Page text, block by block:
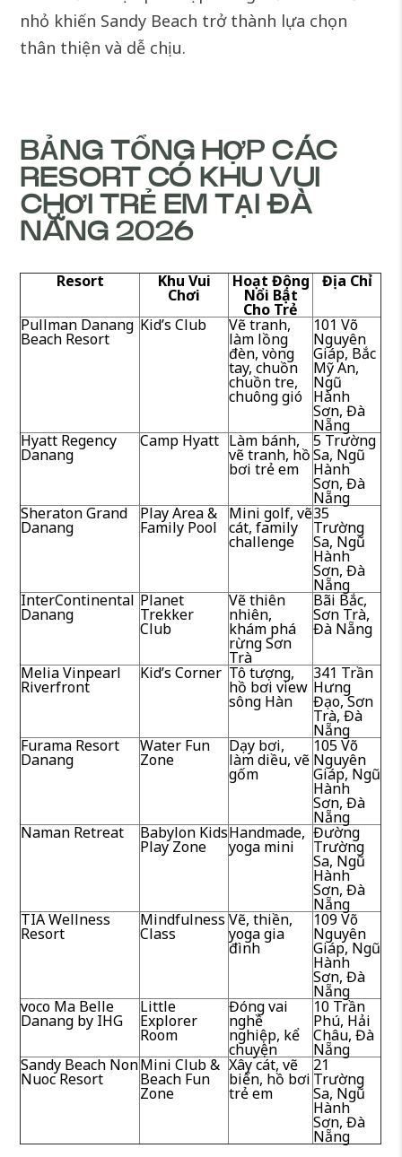
nhỏ khiến Sandy Beach trở thành lựa chọn
thân thiện và dễ chịu.
BẢNG TỔNG HỢP CÁC
RESORT CÓ KHU VUI
CHƠI TRẺ EM TẠI ĐÀ
NẴNG 2026
Resort Khu Vui
Chơi
Hoạt Động
Nổi Bật
Cho Trẻ
Địa Chỉ
Pullman Danang
Beach Resort
Kid’s Club Vẽ tranh,
làm lồng
đèn, vòng
tay, chuồn
chuồn tre,
chuông gió
101 Võ
Nguyên
Giáp, Bắc
Mỹ An,
Ngũ
Hành
Sơn, Đà
Nẵng
Hyatt Regency
Danang
Camp Hyatt Làm bánh,
vẽ tranh, hồ
bơi trẻ em
5 Trường
Sa, Ngũ
Hành
Sơn, Đà
Nẵng
Sheraton Grand
Danang
Play Area &
Family Pool
Mini golf, vẽ
cát, family
challenge
35
Trường
Sa, Ngũ
Hành
Sơn, Đà
Nẵng
InterContinental
Danang
Planet
Trekker
Club
Vẽ thiên
nhiên,
khám phá
rừng Sơn
Trà
Bãi Bắc,
Sơn Trà,
Đà Nẵng
Melia Vinpearl
Riverfront
Kid’s Corner Tô tượng,
hồ bơi view
sông Hàn
341 Trần
Hưng
Đạo, Sơn
Trà, Đà
Nẵng
Furama Resort
Danang
Water Fun
Zone
Dạy bơi,
làm diều, vẽ
gốm
105 Võ
Nguyên
Giáp, Ngũ
Hành
Sơn, Đà
Nẵng
Naman Retreat Babylon Kids
Play Zone
Handmade,
yoga mini
Đường
Trường
Sa, Ngũ
Hành
Sơn, Đà
Nẵng
TIA Wellness
Resort
Mindfulness
Class
Vẽ, thiền,
yoga gia
đình
109 Võ
Nguyên
Giáp, Ngũ
Hành
Sơn, Đà
Nẵng
voco Ma Belle
Danang by IHG
Little
Explorer
Room
Đóng vai
nghề
nghiệp, kể
chuyện
10 Trần
Phú, Hải
Châu, Đà
Nẵng
Sandy Beach Non
Nuoc Resort
Mini Club &
Beach Fun
Zone
Xây cát, vẽ
biển, hồ bơi
trẻ em
21
Trường
Sa, Ngũ
Hành
Sơn, Đà
Nẵng